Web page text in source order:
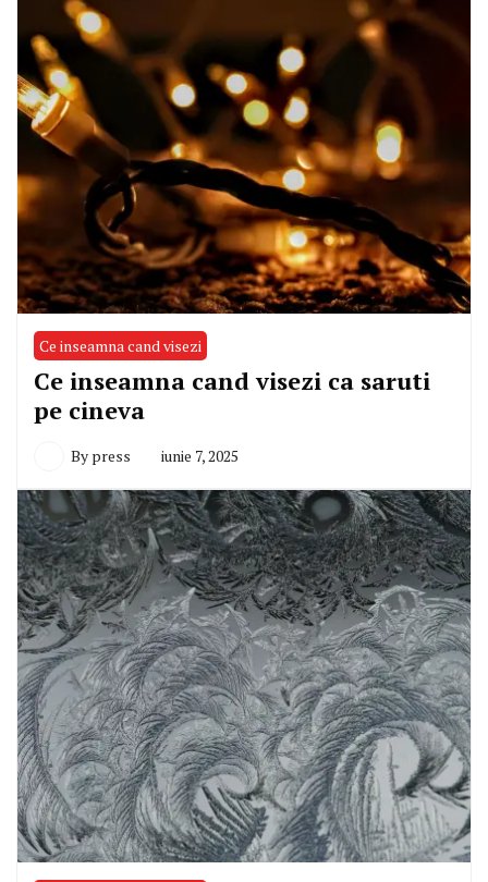
Ce inseamna cand visezi
Ce inseamna cand visezi ca saruti
pe cineva
By press iunie 7, 2025